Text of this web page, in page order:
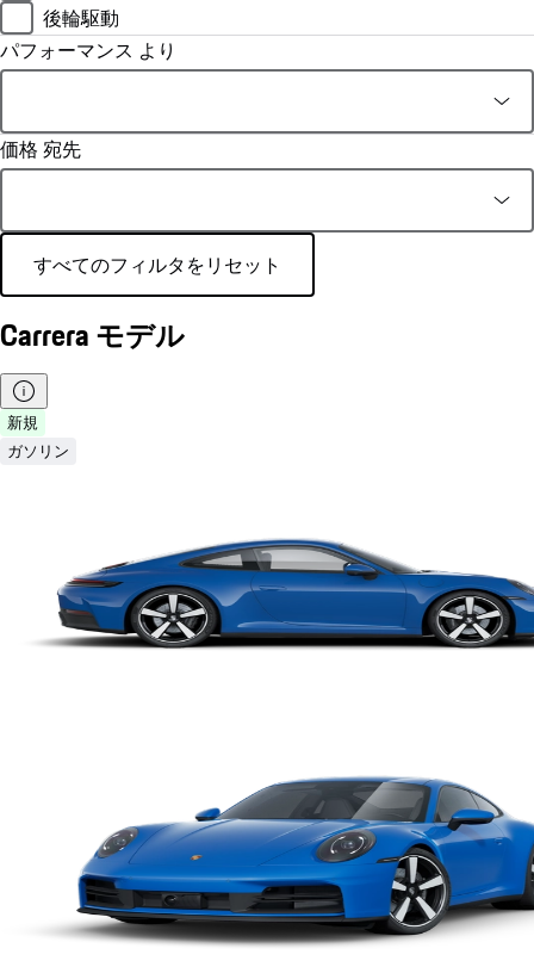
後輪駆動
パフォーマンス より
価格 宛先
すべてのフィルタをリセット
Carrera モデル
新規
ガソリン